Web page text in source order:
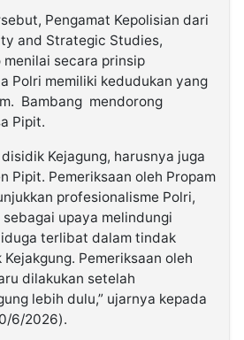
Pengamat Kepolisian dari
and Strategic Studies,
menilai secara prinsip
Polri memiliki kedudukan yang
Bambang mendorong
Pipit.
Kejagung, harusnya juga
Pipit. Pemeriksaan oleh Propam
profesionalisme Polri,
upaya melindungi
terlibat dalam tindak
Pemeriksaan oleh
dilakukan setelah
lebih dulu,” ujarnya kepada
6/2026).